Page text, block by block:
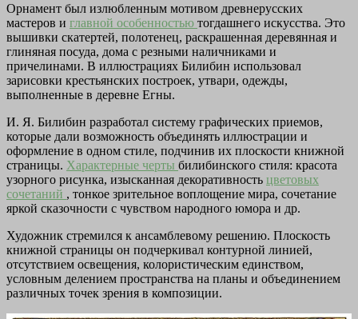
Орнамент был излюбленным мотивом древнерусских
мастеров и главной особенностью тогдашнего искусства. Это
вышивки скатертей, полотенец, раскрашенная деревянная и
глиняная посуда, дома с резными наличниками и
причелинами. В иллюстрациях Билибин использовал
зарисовки крестьянских построек, утвари, одежды,
выполненные в деревне Егны.
И. Я. Билибин разработал систему графических приемов,
которые дали возможность объединять иллюстрации и
оформление в одном стиле, подчинив их плоскости книжной
страницы. Характерные черты билибинского стиля: красота
узорного рисунка, изысканная декоративность цветовых
сочетаний , тонкое зрительное воплощение мира, сочетание
яркой сказочности с чувством народного юмора и др.
Художник стремился к ансамблевому решению. Плоскость
книжной страницы он подчеркивал контурной линией,
отсутствием освещения, колористическим единством,
условным делением пространства на планы и объединением
различных точек зрения в композиции.